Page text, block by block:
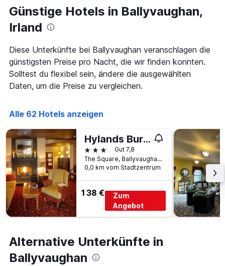
jeweiligen
Wochentag.
Das
Diagramm
1
X-
Achse,
die
die
anzeigt.
Das
Diagramm
hat
1
Y-
Achse,
die
den
durchschnittlichen
Zimmerpreis
anzeigt.
Günstige Hotels in Ballyvaughan,
Irland
Diese Unterkünfte bei Ballyvaughan veranschlagen die
günstigsten Preise pro Nacht, die wir finden konnten.
Solltest du flexibel sein, ändere die ausgewählten
Daten, um die Preise zu vergleichen.
Alle 62 Hotels anzeigen
Hylands Burren Hotel
3 SterneGut 7,8
The Square, Ballyvaughan, County Clare, H91 EY00, Ballyvaughan, Irland
0,0 km vom Stadtzentrum
138 €
Zum
Angebot
Alternative Unterkünfte in
Ballyvaughan